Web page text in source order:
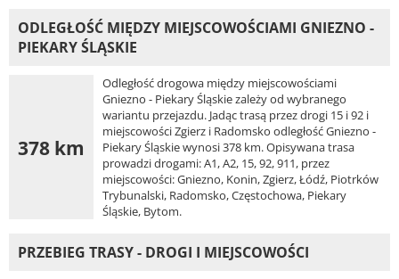
ODLEGŁOŚĆ MIĘDZY MIEJSCOWOŚCIAMI GNIEZNO -
PIEKARY ŚLĄSKIE
378 km
Odległość drogowa między miejscowościami
Gniezno - Piekary Śląskie zależy od wybranego
wariantu przejazdu. Jadąc trasą przez drogi 15 i 92 i
miejscowości Zgierz i Radomsko odległość Gniezno -
Piekary Śląskie wynosi 378 km. Opisywana trasa
prowadzi drogami: A1, A2, 15, 92, 911, przez
miejscowości: Gniezno, Konin, Zgierz, Łódź, Piotrków
Trybunalski, Radomsko, Częstochowa, Piekary
Śląskie, Bytom.
PRZEBIEG TRASY - DROGI I MIEJSCOWOŚCI